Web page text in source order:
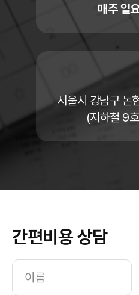
매주 일
서울시 강남구 논
(지하철 9
간편비용 상담